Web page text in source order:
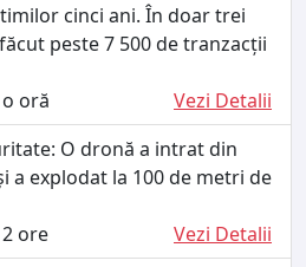
cinci ani. În doar trei
peste 7 500 de tranzacții
oră
Vezi Detalii
O dronă a intrat din
a explodat la 100 de metri de
ore
Vezi Detalii